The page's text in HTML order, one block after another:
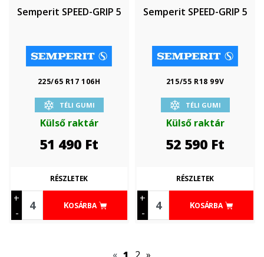
Semperit SPEED-GRIP 5
225/65 R17 106H
TÉLI GUMI
Külső raktár
51 490 Ft
+
-
KOSÁRBA
RÉSZLETEK
Semperit SPEED-GRIP 5
215/55 R18 99V
TÉLI GUMI
Külső raktár
52 590 Ft
+
-
KOSÁRBA
RÉSZLETEK